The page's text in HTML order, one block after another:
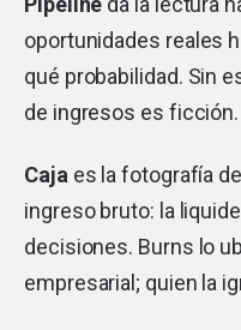
oportunidades reales
qué probabilidad. Sin
de ingresos es ficción.
Caja es la fotografía
ingreso bruto: la
decisiones. Burns lo
empresarial; quien la